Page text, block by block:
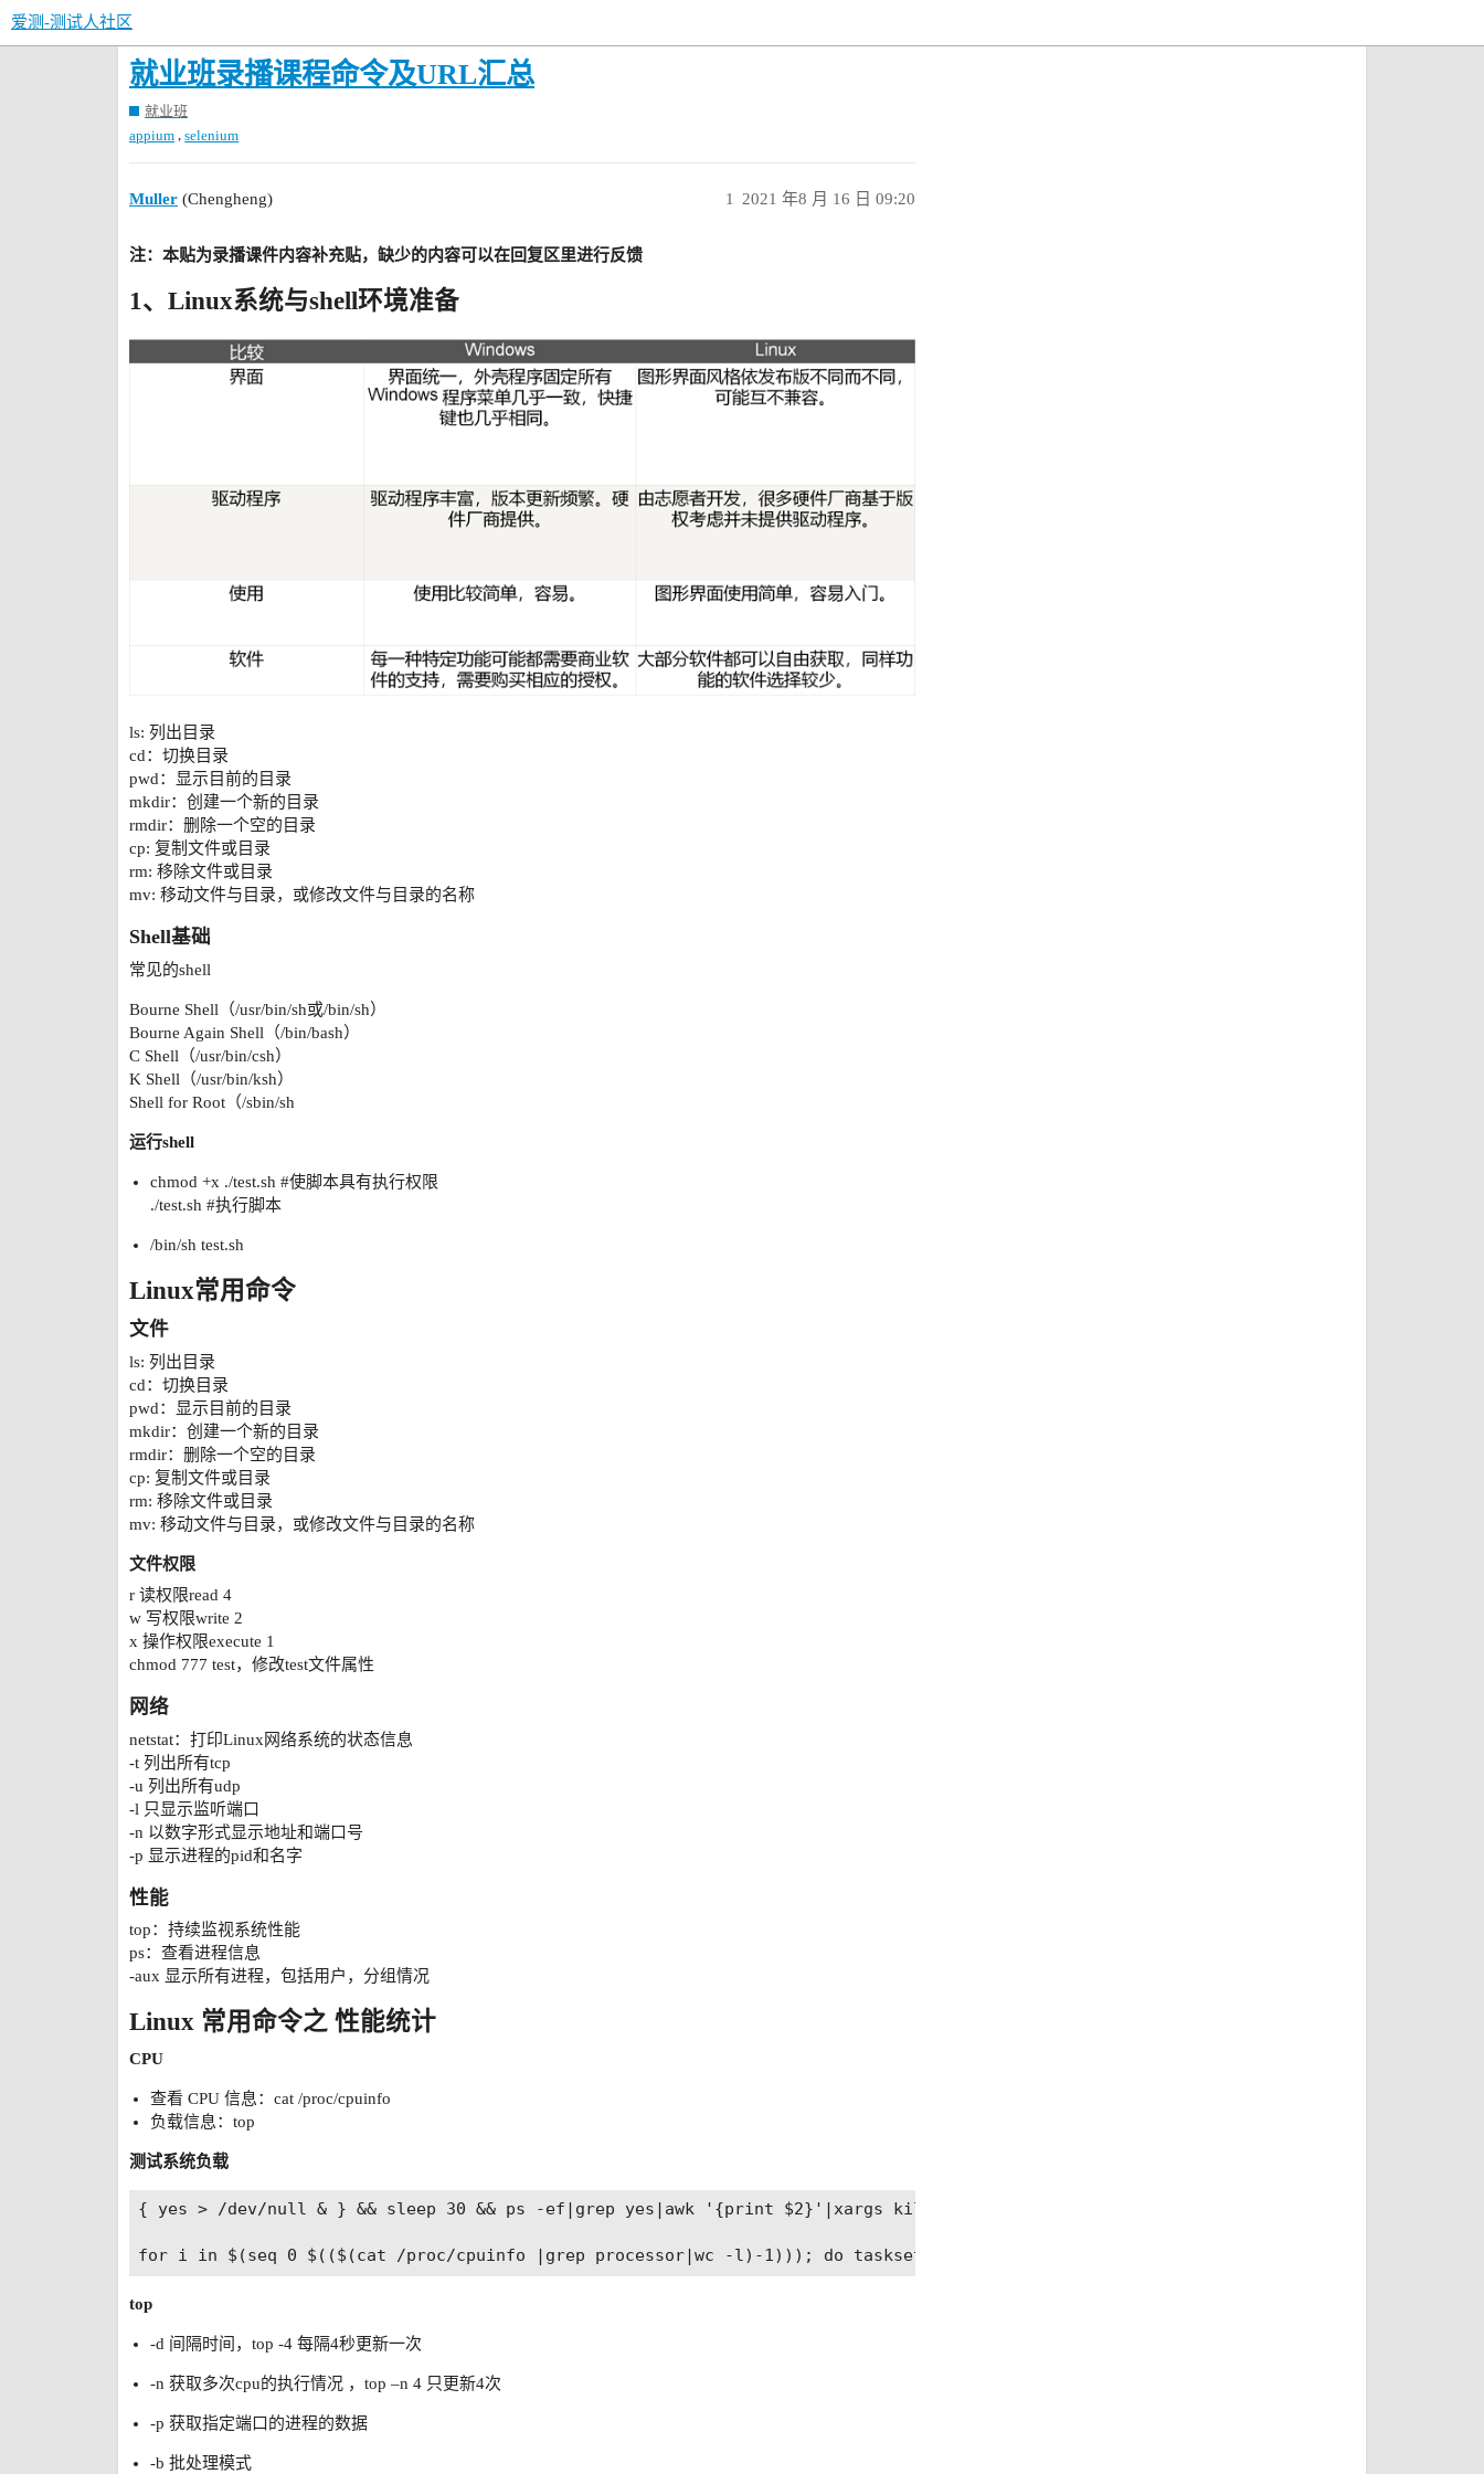
爱测-测试人社区
就业班录播课程命令及URL汇总
就业班
appium ,selenium
Muller (Chengheng) 2021 年8 月 16 日 09:20
1
注：本贴为录播课件内容补充贴，缺少的内容可以在回复区里进行反馈
1、Linux系统与shell环境准备
ls: 列出目录
cd：切换目录
pwd：显示目前的目录
mkdir：创建一个新的目录
rmdir：删除一个空的目录
cp: 复制文件或目录
rm: 移除文件或目录
mv: 移动文件与目录，或修改文件与目录的名称
Shell基础
常见的shell
Bourne Shell（/usr/bin/sh或/bin/sh）
Bourne Again Shell（/bin/bash）
C Shell（/usr/bin/csh）
K Shell（/usr/bin/ksh）
Shell for Root（/sbin/sh
运行shell
chmod +x ./test.sh #使脚本具有执行权限
./test.sh #执行脚本
/bin/sh test.sh
Linux常用命令
文件
ls: 列出目录
cd：切换目录
pwd：显示目前的目录
mkdir：创建一个新的目录
rmdir：删除一个空的目录
cp: 复制文件或目录
rm: 移除文件或目录
mv: 移动文件与目录，或修改文件与目录的名称
文件权限
r 读权限read 4
w 写权限write 2
x 操作权限execute 1
chmod 777 test，修改test文件属性
网络
netstat：打印Linux网络系统的状态信息
-t 列出所有tcp
-u 列出所有udp
-l 只显示监听端口
-n 以数字形式显示地址和端口号
-p 显示进程的pid和名字
性能
top：持续监视系统性能
ps：查看进程信息
-aux 显示所有进程，包括用户，分组情况
Linux 常用命令之 性能统计
CPU
查看 CPU 信息：cat /proc/cpuinfo
负载信息：top
测试系统负载
{ yes > /dev/null & } && sleep 30 && ps -ef|grep yes|awk '{print $2}'|xargs kill
top
-d 间隔时间，top -4 每隔4秒更新一次
-n 获取多次cpu的执行情况 ，top –n 4 只更新4次
-p 获取指定端口的进程的数据
-b 批处理模式